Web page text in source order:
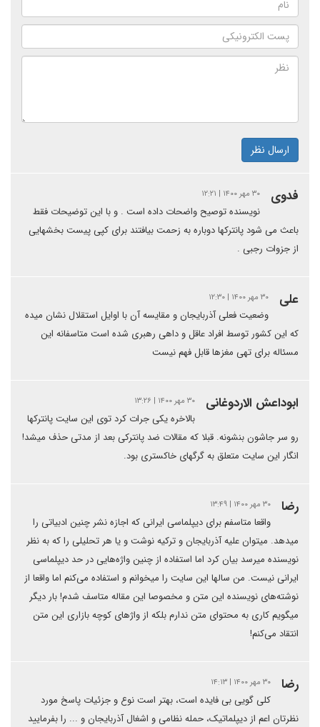
ارسال نظر
فدوی ۳۰ مهر ۱۴۰۰ | ۱۲:۲۱
نویسنده توصیح واضحات داده است . و با این توضیحات فقط
باعث می شود پانترکها دوباره به زحمت بیافتند برای کپی پیست بخشهایی
از جزوات رجبی .
علی ۳۰ مهر ۱۴۰۰ | ۱۲:۳۰
وضعیت فعلی آذربایجان و مقایسه آن با اوایل استقلال نشان میده
که این کشور توسط افراد عاقل و داهی رهبری شده است متاسفانه این
مسئاله برای تهی مغزها قابل فهم نیست
ابوداعش الاردوغانی ۳۰ مهر ۱۴۰۰ | ۱۳:۲۶
بالاخره یکی جرات کرد توی این سایت پانترکها
رو سر جاشون بنشونه. قبلا که مقالات ضد پانترکی بعد از مدتی حذف میشد!
انگار این سایت متعلق به گرگهای خاکستری بود.
رضا ۳۰ مهر ۱۴۰۰ | ۱۳:۴۹
واقعا متاسفم برای دیپلماسی ایرانی که اجازه نشر چنین ادبیاتی را
میدهد. میتوان علیه آذربایجان و ترکیه نوشت و یا هر تحلیلی را که به نظر
نویسنده میرسد بیان کرد اما استفاده از چنین واژه‌هایی در حد دیپلماسی
ایرانی نیست. من سالها این سایت را میخوانم و استفاده می‌کنم اما واقعا از
نوشته‌های نویسنده این متن و مخصوصا این مقاله متاسف شدم! بار دیگر
میگویم کاری به محتوای متن ندارم بلکه از واژهای کوچه بازاری این متن
انتقاد می‌کنم!
رضا ۳۰ مهر ۱۴۰۰ | ۱۴:۱۳
کلی گویی بی فایده است، بهتر است نوع و جزئیات پاسخ مورد
نظرتان اعم از دیپلماتیک، حمله نظامی و اشغال آذربایجان و ... را بفرمایید